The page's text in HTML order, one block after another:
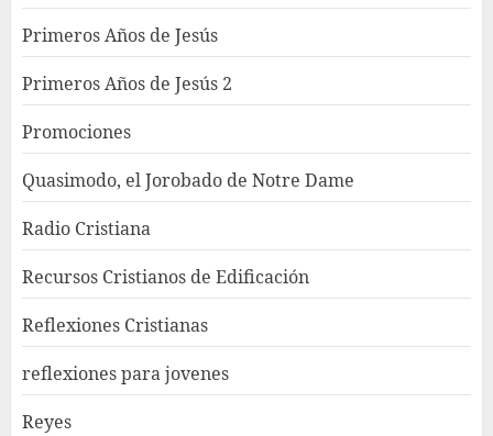
Primeros Años de Jesús
Primeros Años de Jesús 2
Promociones
Quasimodo, el Jorobado de Notre Dame
Radio Cristiana
Recursos Cristianos de Edificación
Reflexiones Cristianas
reflexiones para jovenes
Reyes